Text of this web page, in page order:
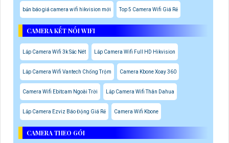
bản báo giá camera wifi hikvision mới Top 5 Camera Wifi Giá Rẻ
CAMERA KẾT NỐI WIFI
Lắp Camera Wifi 3k Sắc Nét Lắp Camera Wifi Full HD Hikvision
Lăp Camera Wifi Vantech Chống Trộm Camera Kbone Xoay 360
Camera Wifi Ebitcam Ngoài Trời Lắp Camera Wifi Thân Dahua
Lắp Camera Ezviz Báo Động Giá Rẻ Camera Wifi Kbone
CAMERA THEO GÓI